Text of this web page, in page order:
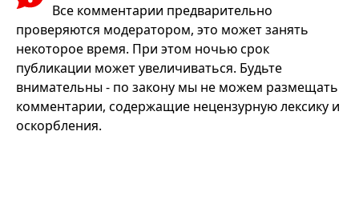
Все комментарии предварительно
проверяются модератором, это может занять
некоторое время. При этом ночью срок
публикации может увеличиваться. Будьте
внимательны - по закону мы не можем размещать
комментарии, содержащие нецензурную лексику и
оскорбления.